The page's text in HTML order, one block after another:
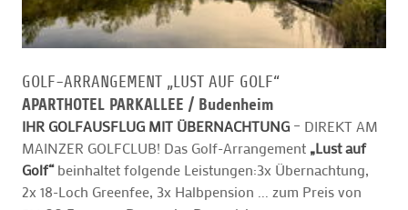
GOLF-ARRANGEMENT „LUST AUF GOLF“
APARTHOTEL PARKALLEE / Budenheim
IHR GOLFAUSFLUG MIT ÜBERNACHTUNG – DIREKT AM
MAINZER GOLFCLUB! Das Golf-Arrangement „Lust auf
Golf“beinhaltet folgende Leistungen:3x Übernachtung,
2x 18-Loch Greenfee, 3x Halbpension ... zum Preis von